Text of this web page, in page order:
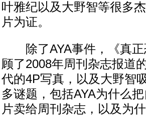
叶雅纪以及大野智等很多
片为证。
除了AYA事件，《真正
顾了2008年周刊杂志报道
代的4P写真，以及大野智
多谜题，包括AYA为什么
片卖给周刊杂志，以及为